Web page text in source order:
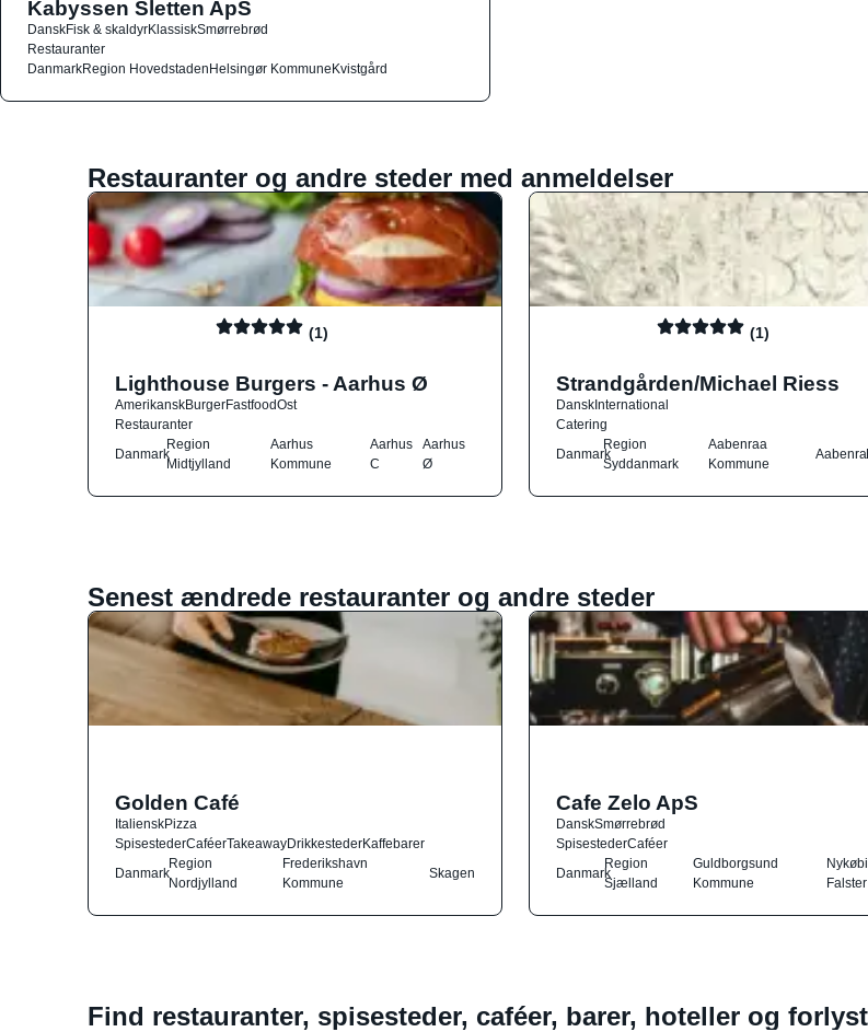
Kabyssen Sletten ApS
DanskFisk & skaldyrKlassiskSmørrebrød
Restauranter
DanmarkRegion HovedstadenHelsingør KommuneKvistgård
Restauranter og andre steder med anmeldelser
(1)
Lighthouse Burgers - Aarhus Ø
AmerikanskBurgerFastfoodOst
Restauranter
Danmark
Region
Midtjylland
Aarhus
Kommune
Aarhus
C
Aarhus
Ø
(1)
Strandgården/Michael Riess
DanskInternational
Catering
Danmark
Region
Syddanmark
Aabenraa
Kommune
Senest ændrede restauranter og andre steder
Golden Café
ItalienskPizza
SpisestederCaféerTakeawayDrikkestederKaffebarer
Danmark
Region
Nordjylland
Frederikshavn
Kommune
Skagen
Cafe Zelo ApS
DanskSmørrebrød
SpisestederCaféer
Danmark
Region
Sjælland
Guldborgsund
Kommune
Falster
Find restauranter, spisesteder, caféer, barer, hoteller og